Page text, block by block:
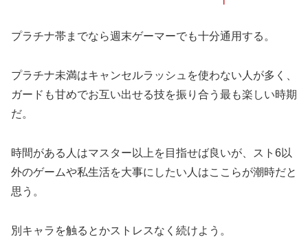
プラチナ帯までなら週末ゲーマーでも十分通用する。
プラチナ未満はキャンセルラッシュを使わない人が多く、
ガードも甘めでお互い出せる技を振り合う最も楽しい時期
だ。
時間がある人はマスター以上を目指せば良いが、スト6以
外のゲームや私生活を大事にしたい人はここらが潮時だと
思う。
別キャラを触るとかストレスなく続けよう。